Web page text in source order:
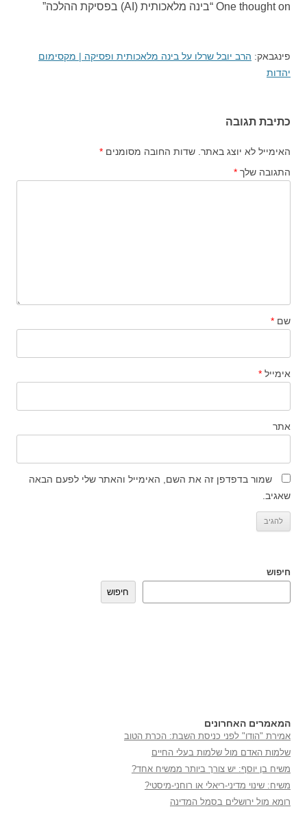
One thought on “ בינה מלאכותית (AI) בפסיקת ההלכה ”
פינגבאק: הרב יובל שרלו על בינה מלאכותית ופסיקה | מקסימום
יהדות
כתיבת תגובה
האימייל לא יוצג באתר. שדות החובה מסומנים *
התגובה שלך *
שם *
אימייל *
אתר
שמור בדפדפן זה את השם, האימייל והאתר שלי לפעם הבאה
שאגיב.
חיפוש
חיפוש
המאמרים האחרונים
אמירת "הודו" לפני כניסת השבת: הכרת הטוב
שלמות האדם מול שלמות בעלי החיים
משיח בן יוסף: יש צורך ביותר ממשיח אחד?
משיח: שינוי מדיני-ריאלי או רוחני-מיסטי?
רומא מול ירושלים בסמל המדינה